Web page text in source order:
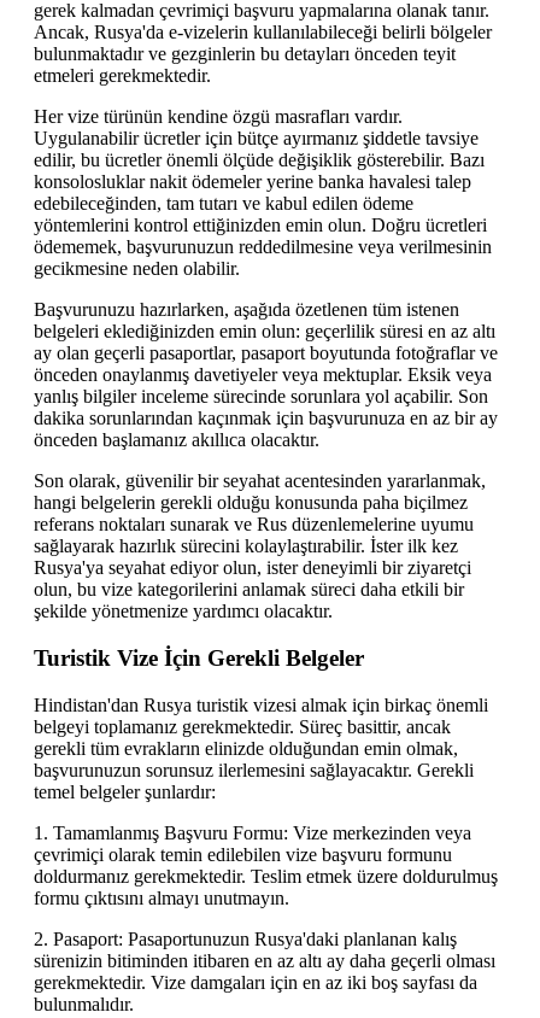
gerek kalmadan çevrimiçi başvuru yapmalarına olanak tanır.
Ancak, Rusya'da e-vizelerin kullanılabileceği belirli bölgeler
bulunmaktadır ve gezginlerin bu detayları önceden teyit
etmeleri gerekmektedir.
Her vize türünün kendine özgü masrafları vardır.
Uygulanabilir ücretler için bütçe ayırmanız şiddetle tavsiye
edilir, bu ücretler önemli ölçüde değişiklik gösterebilir. Bazı
konsolosluklar nakit ödemeler yerine banka havalesi talep
edebileceğinden, tam tutarı ve kabul edilen ödeme
yöntemlerini kontrol ettiğinizden emin olun. Doğru ücretleri
ödememek, başvurunuzun reddedilmesine veya verilmesinin
gecikmesine neden olabilir.
Başvurunuzu hazırlarken, aşağıda özetlenen tüm istenen
belgeleri eklediğinizden emin olun: geçerlilik süresi en az altı
ay olan geçerli pasaportlar, pasaport boyutunda fotoğraflar ve
önceden onaylanmış davetiyeler veya mektuplar. Eksik veya
yanlış bilgiler inceleme sürecinde sorunlara yol açabilir. Son
dakika sorunlarından kaçınmak için başvurunuza en az bir ay
önceden başlamanız akıllıca olacaktır.
Son olarak, güvenilir bir seyahat acentesinden yararlanmak,
hangi belgelerin gerekli olduğu konusunda paha biçilmez
referans noktaları sunarak ve Rus düzenlemelerine uyumu
sağlayarak hazırlık sürecini kolaylaştırabilir. İster ilk kez
Rusya'ya seyahat ediyor olun, ister deneyimli bir ziyaretçi
olun, bu vize kategorilerini anlamak süreci daha etkili bir
şekilde yönetmenize yardımcı olacaktır.
Turistik Vize İçin Gerekli Belgeler
Hindistan'dan Rusya turistik vizesi almak için birkaç önemli
belgeyi toplamanız gerekmektedir. Süreç basittir, ancak
gerekli tüm evrakların elinizde olduğundan emin olmak,
başvurunuzun sorunsuz ilerlemesini sağlayacaktır. Gerekli
temel belgeler şunlardır:
1. Tamamlanmış Başvuru Formu: Vize merkezinden veya
çevrimiçi olarak temin edilebilen vize başvuru formunu
doldurmanız gerekmektedir. Teslim etmek üzere doldurulmuş
formu çıktısını almayı unutmayın.
2. Pasaport: Pasaportunuzun Rusya'daki planlanan kalış
sürenizin bitiminden itibaren en az altı ay daha geçerli olması
gerekmektedir. Vize damgaları için en az iki boş sayfası da
bulunmalıdır.